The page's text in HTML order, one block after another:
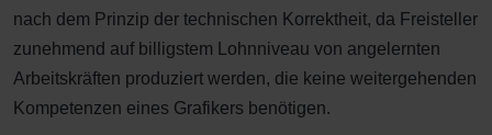
nach dem Prinzip der technischen Korrektheit, da Freisteller
zunehmend auf billigstem Lohnniveau von angelernten
Arbeitskräften produziert werden, die keine weitergehenden
Kompetenzen eines Grafikers benötigen.